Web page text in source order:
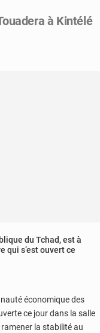
à Kintélé
du Tchad, est à
qui s’est ouvert ce
économique des
ce jour dans la salle
la stabilité au